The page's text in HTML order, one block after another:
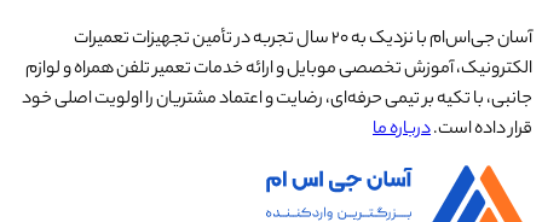
آسان جی‌اس‌ام با نزدیک به ۲۰ سال تجربه در تأمین تجهیزات تعمیرات
الکترونیک، آموزش تخصصی موبایل و ارائه خدمات تعمیر تلفن همراه و لوازم
جانبی، با تکیه بر تیمی حرفه‌ای، رضایت و اعتماد مشتریان را اولویت اصلی خود
قرار داده است.درباره ما